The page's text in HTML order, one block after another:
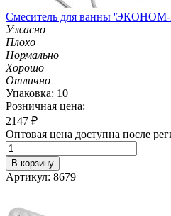
Смеситель для ванны
Ужасно
Плохо
Нормально
Хорошо
Отлично
Упаковка: 10
Розничная цена:
2147 ₽
Оптовая цена доступна после
В корзину
Артикул: 8679